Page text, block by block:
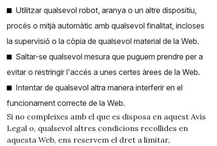
Utilitzar qualsevol robot, aranya o un altre dispositiu,
procés o mitjà automàtic amb qualsevol finalitat, incloses
la supervisió o la còpia de qualsevol material de la Web.
Saltar-se qualsevol mesura que puguem prendre per a
evitar o restringir l'accés a unes certes àrees de la Web.
Intentar de qualsevol altra manera interferir en el
funcionament correcte de la Web.
Si no compleixes amb el que es disposa en aquest Avís
Legal o, qualsevol altres condicions recollides en
aquesta Web, ens reservem el dret a limitar,